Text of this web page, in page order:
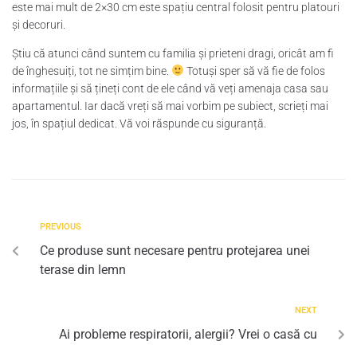
este mai mult de 2×30 cm este spațiu central folosit pentru platouri
și decoruri.
Știu că atunci când suntem cu familia și prieteni dragi, oricât am fi
de înghesuiți, tot ne simțim bine.
Totuși sper să vă fie de folos
informațiile și să țineți cont de ele când vă veți amenaja casa sau
apartamentul. Iar dacă vreți să mai vorbim pe subiect, scrieți mai
jos, în spațiul dedicat. Vă voi răspunde cu siguranță.
PREVIOUS
Ce produse sunt necesare pentru protejarea unei
terase din lemn
NEXT
Ai probleme respiratorii, alergii? Vrei o casă cu